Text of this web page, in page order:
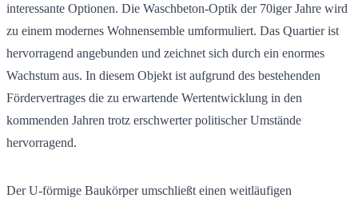
interessante Optionen. Die Waschbeton-Optik der 70iger Jahre wird
zu einem modernes Wohnensemble umformuliert. Das Quartier ist
hervorragend angebunden und zeichnet sich durch ein enormes
Wachstum aus. In diesem Objekt ist aufgrund des bestehenden
Fördervertrages die zu erwartende Wertentwicklung in den
kommenden Jahren trotz erschwerter politischer Umstände
hervorragend.
Der U-förmige Baukörper umschließt einen weitläufigen